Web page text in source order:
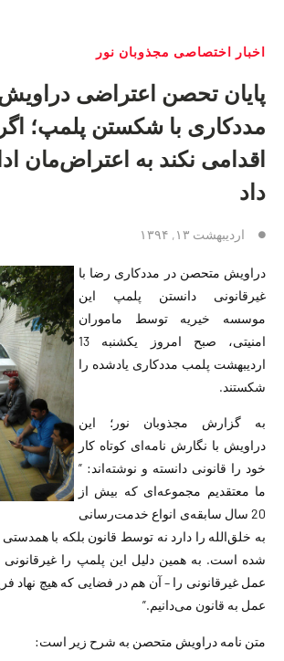
اخبار اختصاصی مجذوبان نور
پایان تحصن اعتراضی
مددکاری با شکستن پلمپ؛ اگر
اقدامی نکند به اعتراض‌مان
داد
اردیبهشت ۱۳, ۱۳۹۴
دراویش متحصن در مددکاری رضا با
غیرقانونی دانستن پلمپ این
موسسه خیریه توسط ماموران
امنیتی، صبح امروز یکشنبه 13
اردیبهشت پلمب مددکاری یادشده را
شکستند.
به گزارش مجذوبان نور؛ این
دراویش با نگارش نامه‌ای کوتاه کار
خود را قانونی دانسته و نوشته‌اند: ”
ما معتقدیم مجموعه‌ای که بیش از
20 سال سابقه‌ی انواع خدمت‌رسانی
به خلق‌الله را دارد نه توسط قانون بلکه با همدستی
شده است. به همین دلیل این پلمپ را غیرقانونی
عمل غیرقانونی را – آن هم در فضایی که هیچ نهاد
عمل به قانون می‌دانیم.”
متن نامه دراویش متحصن به شرح زیر است: